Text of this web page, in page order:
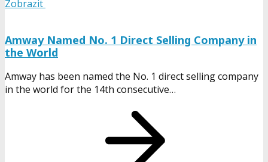
Zobrazit
Amway Named No. 1 Direct Selling Company in
the World
Amway has been named the No. 1 direct selling company
in the world for the 14th consecutive…